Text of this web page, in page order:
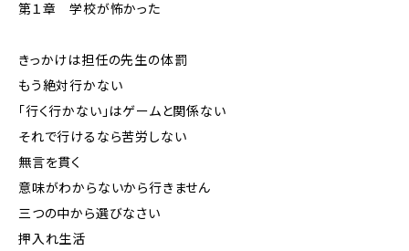
第１章 学校が怖かった
きっかけは担任の先生の体罰
もう絶対行かない
「行く行かない」はゲームと関係ない
それで行けるなら苦労しない
無言を貫く
意味がわからないから行きません
三つの中から選びなさい
押入れ生活